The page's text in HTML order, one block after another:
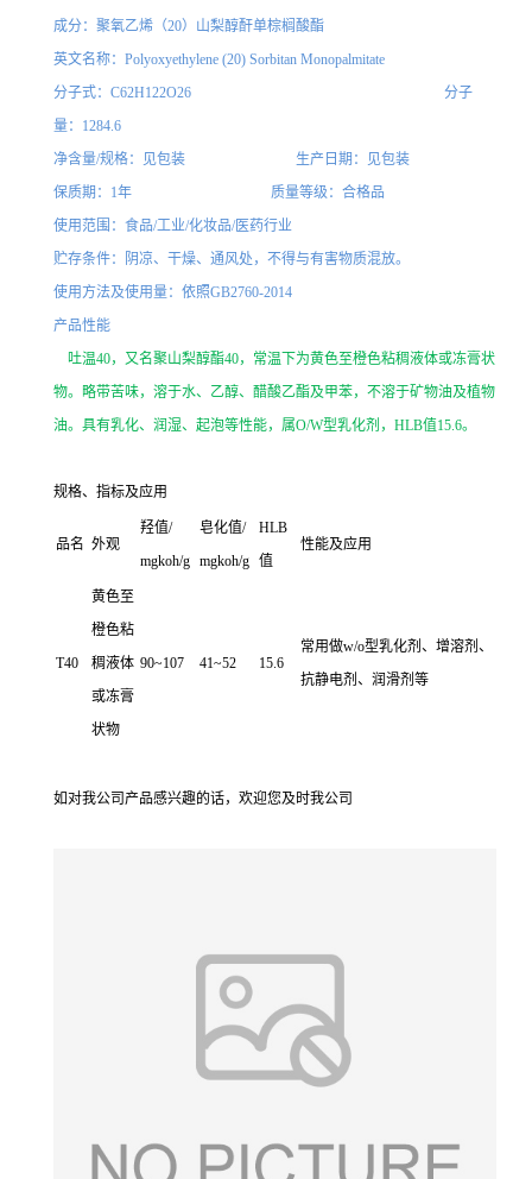
成分：聚氧乙烯（20）山梨醇酐单棕榈酸酯
英文名称：Polyoxyethylene (20) Sorbitan Monopalmitate
分子式：C62H122O26 分子
量：1284.6
净含量/规格：见包装 生产日期：见包装
保质期：1年 质量等级：合格品
使用范围：食品/工业/化妆品/医药行业
贮存条件：阴凉、干燥、通风处，不得与有害物质混放。
使用方法及使用量：依照GB2760-2014
产品性能
吐温40，又名聚山梨醇酯40，常温下为黄色至橙色粘稠液体或冻膏状
物。略带苦味，溶于水、乙醇、醋酸乙酯及甲苯，不溶于矿物油及植物
油。具有乳化、润湿、起泡等性能，属O/W型乳化剂， HLB值15.6。
规格、指标及应用
品名 外观
羟值/
mgkoh/g
皂化值/
mgkoh/g
HLB
值
性能及应用
T40
黄色至
橙色粘
稠液体
或冻膏
状物
90~107 41~52 15.6
常用做w/o型乳化剂、增溶剂、
抗静电剂、润滑剂等
如对我公司产品感兴趣的话，欢迎您及时我公司